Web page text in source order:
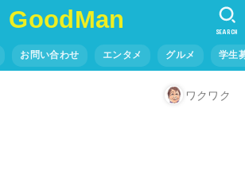
GoodMan
お問い合わせ エンタメ グルメ 学生
SEARCH
ワクワク